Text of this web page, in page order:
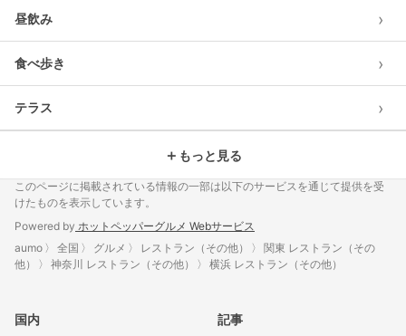
昼飲み ›
食べ歩き ›
テラス ›
＋ もっと見る
このページに掲載されている情報の一部は以下のサービスを通じて提供を受
けたものを表示しています。
Powered by ホットペッパーグルメ Webサービス
aumo
全国 グルメ レストラン（その他）
関東 レストラン（その
他）
神奈川 レストラン（その他） 横浜 レストラン（その他）
国内 記事